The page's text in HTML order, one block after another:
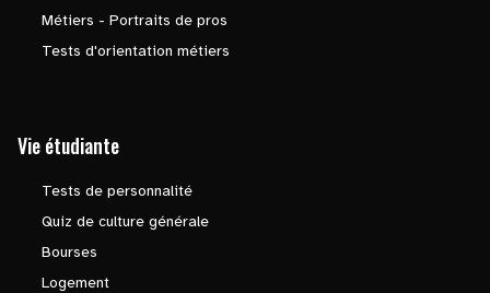
Métiers - Portraits de pros
Tests d'orientation métiers
Vie étudiante
Tests de personnalité
Quiz de culture générale
Bourses
Logement